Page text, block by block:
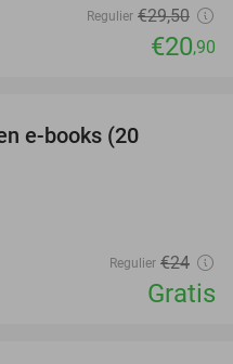
Regulier €29,50
€20,90
e-books (20
Regulier €24
Gratis